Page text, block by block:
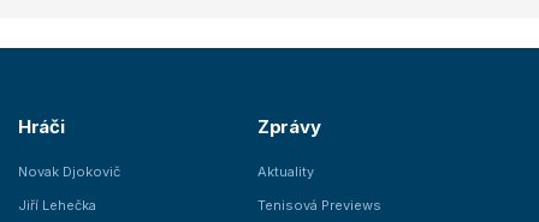
Hráči
Novak Djokovič
Jiří Lehečka
Zprávy
Aktuality
Tenisová Previews